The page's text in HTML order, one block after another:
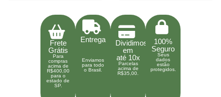
Frete
Grátis
Para
compras
acima de
R$400,00
para o
estado de
SP.
Entrega
Enviamos
para todo
o Brasil.
Dividimos
em
até 10x
Parcelas
acima de
R$35,00.
100%
Seguro
Seus
dados
estão
protegidos.